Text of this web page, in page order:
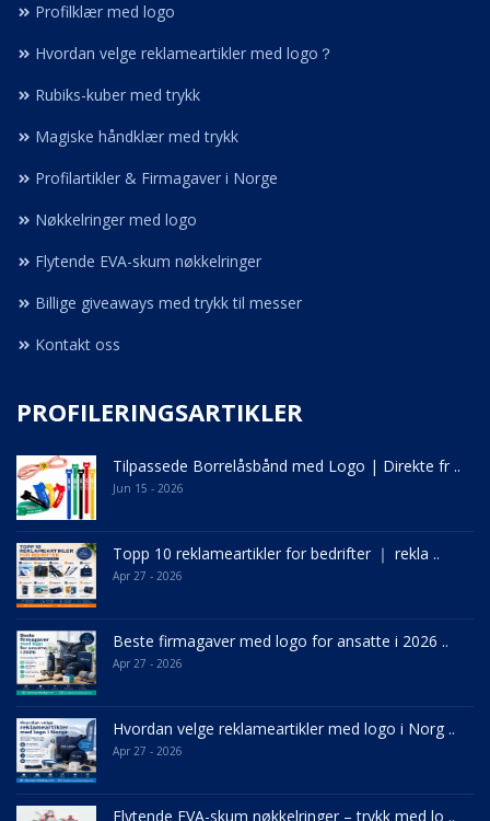
Profilklær med logo
Hvordan velge reklameartikler med logo？
Rubiks-kuber med trykk
Magiske håndklær med trykk
Profilartikler & Firmagaver i Norge
Nøkkelringer med logo
Flytende EVA-skum nøkkelringer
Billige giveaways med trykk til messer
Kontakt oss
PROFILERINGSARTIKLER
Tilpassede Borrelåsbånd med Logo | Direkte fr ..
Jun 15 - 2026
Topp 10 reklameartikler for bedrifter ｜ rekla ..
Apr 27 - 2026
Beste firmagaver med logo for ansatte i 2026 ..
Apr 27 - 2026
Hvordan velge reklameartikler med logo i Norg ..
Apr 27 - 2026
Flytende EVA-skum nøkkelringer – trykk med lo ..